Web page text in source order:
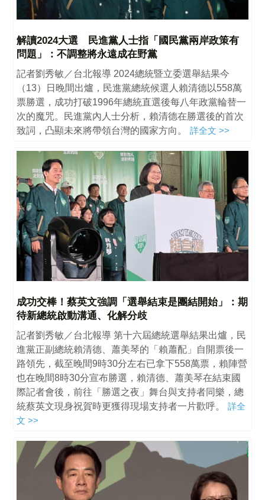
解讀2024大選 民進黨人士指「國民黨兩岸政策有
問題」：不調整將永遠成在野黨
記者劉秀敏／台北報導 2024總統暨立委選舉結果今
（13）日晚間出爐，民進黨總統候選人賴清德以558萬
票勝選，成功打破1996年總統直選後每八年政黨輪替一
次的魔咒。民進黨內人士分析，賴清德在勝選後的首次
致詞，凸顯未來將帶領台灣的國家方向。
詳全文 >>
成功交棒！蔡英文強調「選舉結束是團結開始」：期
待新總統啟動溝通、化解分歧
記者劉秀敏／台北報導 第十六屆總統選舉結果出爐，民
進黨正副總統賴清德、蕭美琴的「賴蕭配」自開票後一
路領先，截至晚間9時30分左右已拿下558萬票，賴陣營
也在晚間8時30分宣布勝選，賴清德、蕭美琴在結束國
際記者會後，前往「勝選之夜」舞台與支持者同樂，總
統蔡英文現身祝賀時更獲得現場支持者一片歡呼。
詳全
文 >>